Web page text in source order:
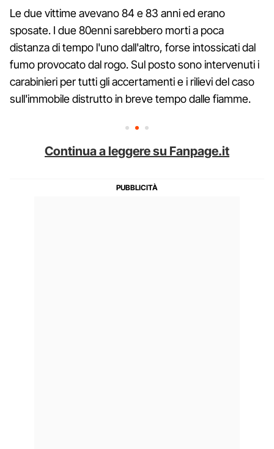
Le due vittime avevano 84 e 83 anni ed erano
sposate. I due 80enni sarebbero morti a poca
distanza di tempo l'uno dall'altro, forse intossicati dal
fumo provocato dal rogo. Sul posto sono intervenuti i
carabinieri per tutti gli accertamenti e i rilievi del caso
sull'immobile distrutto in breve tempo dalle fiamme.
Continua a leggere su Fanpage.it